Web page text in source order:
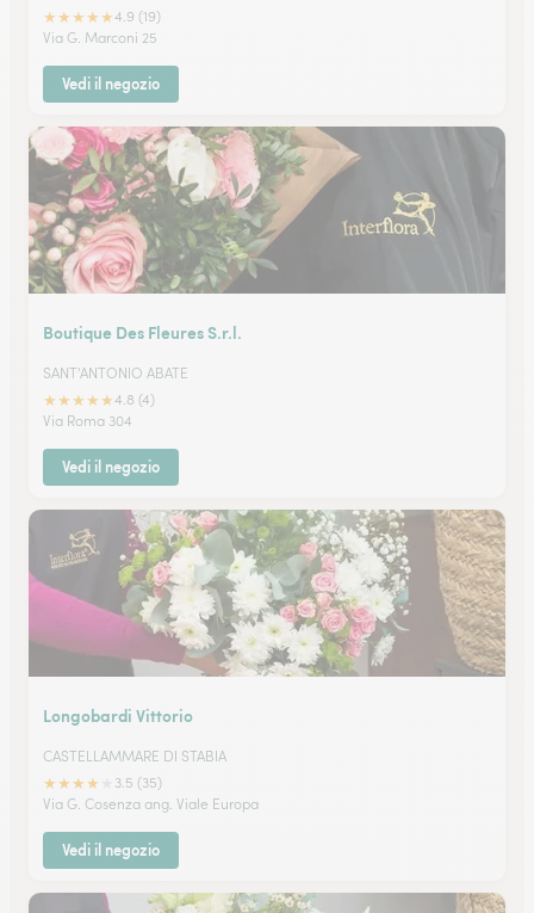
★★★★★4.9 (19)
Via G. Marconi 25
Vedi il negozio
Boutique Des Fleures S.r.l.
SANT'ANTONIO ABATE
★★★★★4.8 (4)
Via Roma 304
Vedi il negozio
Longobardi Vittorio
CASTELLAMMARE DI STABIA
★★★★
3.5 (35)
Via G. Cosenza ang. Viale Europa
Vedi il negozio